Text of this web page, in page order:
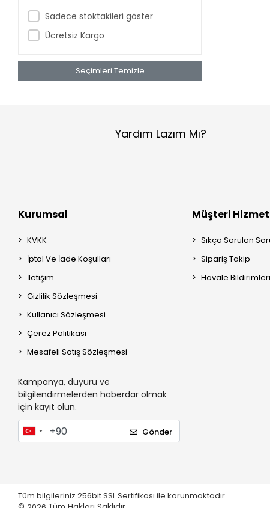
Sadece stoktakileri göster
Ücretsiz Kargo
Seçimleri Temizle
Yardım Lazım Mı?
Kurumsal
KVKK
İptal Ve İade Koşulları
İletişim
Gizlilik Sözleşmesi
Kullanıcı Sözleşmesi
Çerez Politikası
Mesafeli Satış Sözleşmesi
Kampanya, duyuru ve
bilgilendirmelerden haberdar olmak
için kayıt olun.
Gönder
Müşteri
Sıkça Sorulan
Sipariş Takip
Havale Bildirimleri
Tüm bilgileriniz 256bit SSL Sertifikası ile korunmaktadır.